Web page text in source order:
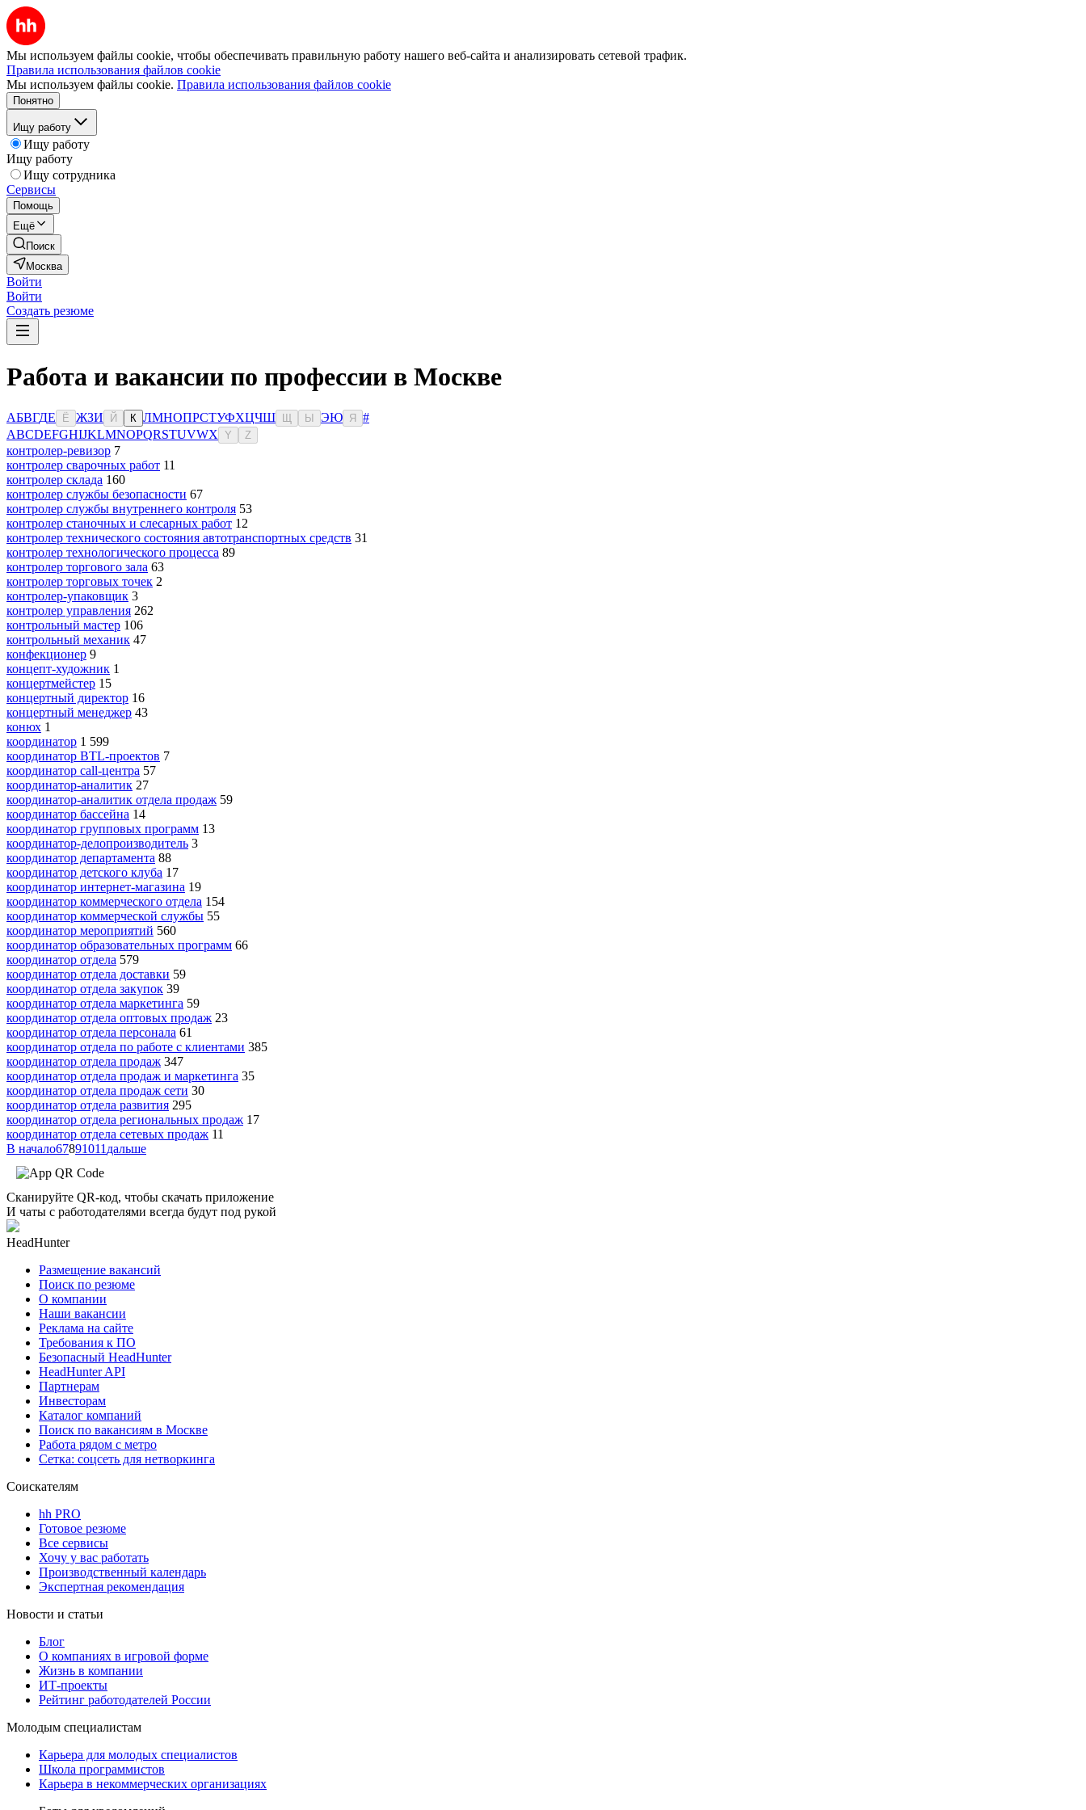
Мы используем файлы cookie, чтобы обеспечивать правильную работу нашего веб-сайта и анализировать сетевой трафик.
Правила использования файлов cookie
Мы используем файлы cookie. Правила использования файлов cookie
Понятно
Ищу работу
Ищу работу
Ищу работу
Ищу сотрудника
Сервисы
Помощь
Ещё
Поиск
Москва
Войти
Войти
Создать резюме
Работа и вакансии по профессии в Москве
АБВГДЕ Ё ЖЗИ Й К ЛМНОПРСТУФХЦЧШ Ы ЭЮ Я
#
ABCDEFGHIJKLMNOPQRSTUVWX Y Z
контролер-ревизор 7
контролер сварочных работ 11
контролер склада 160
контролер службы безопасности 67
контролер службы внутреннего контроля 53
контролер станочных и слесарных работ 12
контролер технического состояния автотранспортных средств 31
контролер технологического процесса 89
контролер торгового зала 63
контролер торговых точек 2
контролер-упаковщик 3
контролер управления 262
контрольный мастер 106
контрольный механик 47
конфекционер 9
концепт-художник 1
концертмейстер 15
концертный директор 16
концертный менеджер 43
конюх 1
координатор 1 599
координатор BTL-проектов 7
координатор call-центра 57
координатор-аналитик 27
координатор-аналитик отдела продаж 59
координатор бассейна 14
координатор групповых программ 13
координатор-делопроизводитель 3
координатор департамента 88
координатор детского клуба 17
координатор интернет-магазина 19
координатор коммерческого отдела 154
координатор коммерческой службы 55
координатор мероприятий 560
координатор образовательных программ 66
координатор отдела 579
координатор отдела доставки 59
координатор отдела закупок 39
координатор отдела маркетинга 59
координатор отдела оптовых продаж 23
координатор отдела персонала 61
координатор отдела по работе с клиентами 385
координатор отдела продаж 347
координатор отдела продаж и маркетинга 35
координатор отдела продаж сети 30
координатор отдела развития 295
координатор отдела региональных продаж 17
координатор отдела сетевых продаж 11
В начало67891011 дальше
Сканируйте QR-код, чтобы скачать приложение
И чаты с работодателями всегда будут под рукой
HeadHunter
Размещение вакансий
Поиск по резюме
О компании
Наши вакансии
Реклама на сайте
Требования к ПО
Безопасный HeadHunter
HeadHunter API
Партнерам
Инвесторам
Каталог компаний
Поиск по вакансиям в Москве
Работа рядом с метро
Сетка: соцсеть для нетворкинга
Соискателям
hh PRO
Готовое резюме
Все сервисы
Хочу у вас работать
Производственный календарь
Экспертная рекомендация
Новости и статьи
Блог
О компаниях в игровой форме
Жизнь в компании
ИТ-проекты
Рейтинг работодателей России
Молодым специалистам
Карьера для молодых специалистов
Школа программистов
Карьера в некоммерческих организациях